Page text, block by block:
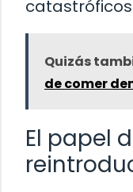
Quizás
de comer
El papel